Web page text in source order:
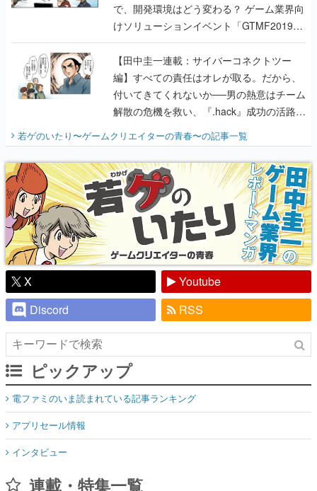
で、開発環境はどう変わる？ ゲーム業界向
けソリューションイベント「GTMF2019」
に行って、より理解を深めよう【PR】
【田中圭一連載：サイバーコネクトツー
編】すべての責任はオレが取る。だから、
付いてきてくれないか──男の熱意はチーム
解散の危機を救い、『.hack』成功の活路を
開く。業界の快男児・松山 洋に流れる血は
『少年ジャンプ』色だった【若ゲのいた
り】
若ゲのいたり〜ゲームクリエイターの青春〜の記事一覧
X
Youtube
Discord
RSS
ピックアップ
電ファミのいま読まれている記事ランキング
アプリセール情報
インタビュー
連載・特集一覧